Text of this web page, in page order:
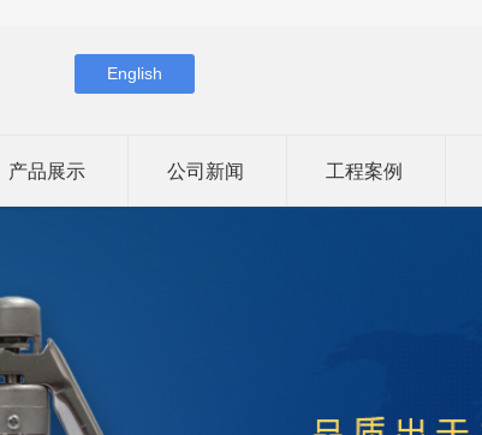
English
产品展示 公司新闻 工程案例